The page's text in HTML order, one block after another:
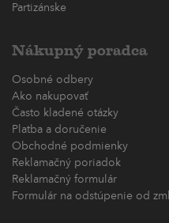
Partizánske
Nákupný poradca
Osobné odbery
Ako nakupovať
Často kladené otázky
Platba a doručenie
Obchodné podmienky
Reklamačný poriadok
Reklamačný formulár
Formulár na odstúpenie od